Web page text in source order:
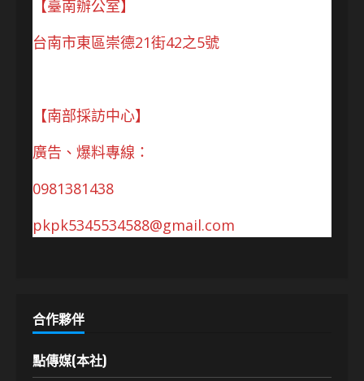
【臺南辦公室】
台南市東區崇德21街42之5號
【南部採訪中心】
廣告、爆料專線：
0981381438
pkpk5345534588@gmail.com
合作夥伴
點傳媒(本社)